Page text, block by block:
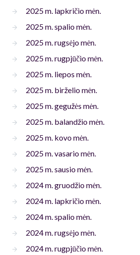
2025 m. lapkričio mėn.
2025 m. spalio mėn.
2025 m. rugsėjo mėn.
2025 m. rugpjūčio mėn.
2025 m. liepos mėn.
2025 m. birželio mėn.
2025 m. gegužės mėn.
2025 m. balandžio mėn.
2025 m. kovo mėn.
2025 m. vasario mėn.
2025 m. sausio mėn.
2024 m. gruodžio mėn.
2024 m. lapkričio mėn.
2024 m. spalio mėn.
2024 m. rugsėjo mėn.
2024 m. rugpjūčio mėn.